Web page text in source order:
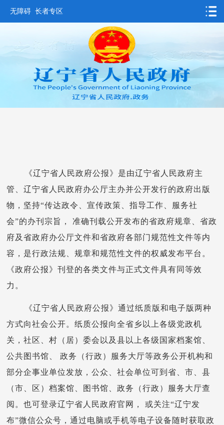
无障碍 长者专区
要闻动态
政务公开
省情概况
《辽宁省人民政府公报》是由辽宁省人民政府主
管、辽宁省人民政府办公厅主办并公开发行的政府出版
物，坚持“传达政令、宣传政策、指导工作、服务社
会”的办刊宗旨， 准确刊载公开发布的省政府规章、省政
府及省政府办公厅文件和省政府各部门规范性文件等内
容，是行政法规、规章和规范性文件的权威发布平台。
《政府公报》刊登的各类文件与正式文件具有同等效
力。
《辽宁省人民政府公报》通过纸质版和电子版两种
方式向社会公开。纸质公报向全省乡以上各级党政机
关，社区、村（居）委会以及县以上各级国家档案馆、
公共图书馆、 政务（行政）服务大厅等政务公开机构和
部分企事业单位发放，公众、社会单位可到省、市、县
（市、区）档案馆、图书馆、政务（行政）服务大厅查
阅。也可登录辽宁省人民政府官网， 或关注“辽宁发
布”微信公众号，通过电脑或手机等电子设备随时获取政